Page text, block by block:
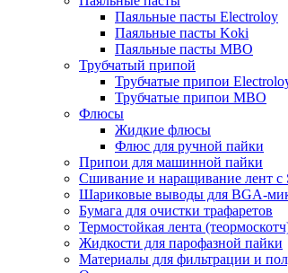
Паяльные пасты Electroloy
Паяльные пасты Koki
Паяльные пасты MBO
Трубчатый припой
Трубчатые припои
Трубчатые припои MBO
Флюсы
Жидкие флюсы
Флюс для ручной пайки
Припои для машинной пайки
Сшивание и наращивание лент с
Шариковые выводы для BGA-
Бумага для очистки трафаретов
Термостойкая лента
Жидкости для парофазной пайки
Материалы для фильтрации и